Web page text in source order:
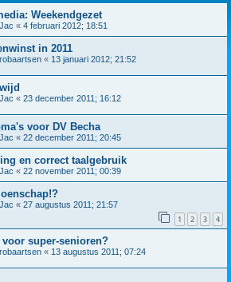
Weekendgezet
Jac « 4 februari 2012; 18:51
in 2011
robaartsen « 13 januari 2012; 21:52
Jac « 23 december 2011; 16:12
voor DV Becha
Jac « 22 december 2011; 20:45
en correct taalgebruik
Jac « 22 november 2011; 00:39
Jac « 27 augustus 2011; 21:57
1 2 3 4
super-senioren?
robaartsen « 13 augustus 2011; 07:24